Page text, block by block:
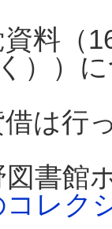
料（
））
は行
書館
レク